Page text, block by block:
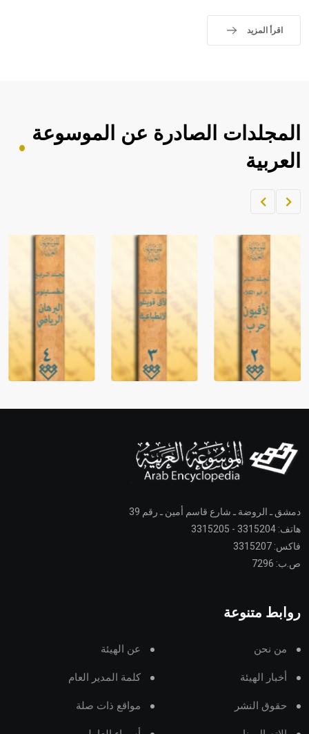
اقرأ المزيد
المجلدات الصادرة عن الموسوعة
العربية
دمشق ـ الروضة ـ شارع قاسم أمين ـ رقم 39
هاتف: 3315204 - 3315205
فاكس: 3315207
ص.ب: 7296
روابط متنوعة
من نحن عن الهيئة
أخبار الهيئة كلمة المدير العام
حقوق النشر مواقع ذات صلة